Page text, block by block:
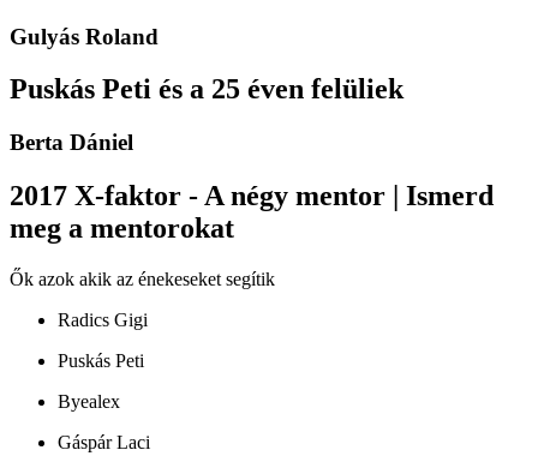
Gulyás Roland
Puskás Peti és a 25 éven felüliek
Berta Dániel
2017 X-faktor - A négy mentor | Ismerd
meg a mentorokat
Ők azok akik az énekeseket segítik
Radics Gigi
Puskás Peti
Byealex
Gáspár Laci